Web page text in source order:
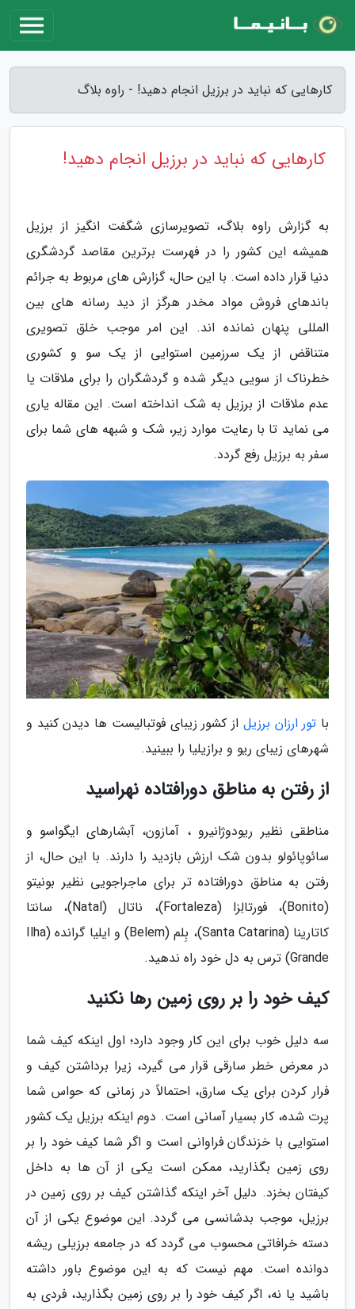
کارهایی که نباید در برزیل انجام دهید! - راوه بلاگ
کارهایی که نباید در برزیل انجام دهید!
به گزارش راوه بلاگ، تصویرسازی شگفت انگیز از برزیل
همیشه این کشور را در فهرست برترین مقاصد گردشگری
دنیا قرار داده است. با این حال، گزارش های مربوط به جرائم
باندهای فروش مواد مخدر هرگز از دید رسانه های بین
المللی پنهان نمانده اند. این امر موجب خلق تصویری
متناقض از یک سرزمین استوایی از یک سو و کشوری
خطرناک از سویی دیگر شده و گردشگران را برای ملاقات یا
عدم ملاقات از برزیل به شک انداخته است. این مقاله یاری
می نماید تا با رعایت موارد زیر، شک و شبهه های شما برای
سفر به برزیل رفع گردد.
با تور ارزان برزیل از کشور زیبای فوتبالیست ها دیدن کنید و
شهرهای زیبای ریو و برازیلیا را ببینید.
از رفتن به مناطق دورافتاده نهراسید
مناطقی نظیر ریودوژانیرو ، آمازون، آبشارهای ایگواسو و
سائوپائولو بدون شک ارزش بازدید را دارند. با این حال، از
رفتن به مناطق دورافتاده تر برای ماجراجویی نظیر بونیتو
(Bonito)، فورتالِزا (Fortaleza)، ناتال (Natal)، سانتا
کاتارینا (Santa Catarina)، بِلم (Belem) و ایلیا گرانده (Ilha
Grande) ترس به دل خود راه ندهید.
کیف خود را بر روی زمین رها نکنید
سه دلیل خوب برای این کار وجود دارد؛ اول اینکه کیف شما
در معرض خطر سارقی قرار می گیرد، زیرا برداشتن کیف و
فرار کردن برای یک سارق، احتمالاً در زمانی که حواس شما
پرت شده، کار بسیار آسانی است. دوم اینکه برزیل یک کشور
استوایی با خزندگان فراوانی است و اگر شما کیف خود را بر
روی زمین بگذارید، ممکن است یکی از آن ها به داخل
کیفتان بخزد. دلیل آخر اینکه گذاشتن کیف بر روی زمین در
برزیل، موجب بدشانسی می گردد. این موضوع یکی از آن
دسته خرافاتی محسوب می گردد که در جامعه برزیلی ریشه
دوانده است. مهم نیست که به این موضوع باور داشته
باشید یا نه، اگر کیف خود را بر روی زمین بگذارید، فردی به